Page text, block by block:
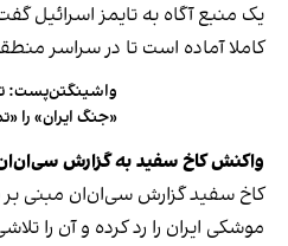
یک منبع آگاه به تایمز اسرائیل
کاملا آماده است تا در سراسر
واشینگتن‌پست:
«جنگ ایران» را
واکنش کاخ سفید به گزارش
کاخ سفید گزارش سی‌ان‌ان مبنی بر
موشکی ایران را رد کرده و آن را